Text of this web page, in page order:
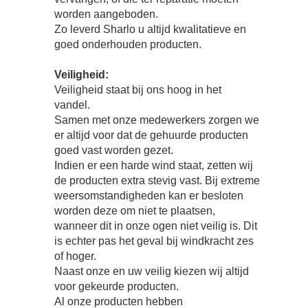
worden aangeboden.
Zo leverd Sharlo u altijd kwalitatieve en
goed onderhouden producten.
Veiligheid:
Veiligheid staat bij ons hoog in het
vandel.
Samen met onze medewerkers zorgen we
er altijd voor dat de gehuurde producten
goed vast worden gezet.
Indien er een harde wind staat, zetten wij
de producten extra stevig vast. Bij extreme
weersomstandigheden kan er besloten
worden deze om niet te plaatsen,
wanneer dit in onze ogen niet veilig is. Dit
is echter pas het geval bij windkracht zes
of hoger.
Naast onze en uw veilig kiezen wij altijd
voor gekeurde producten.
Al onze producten hebben